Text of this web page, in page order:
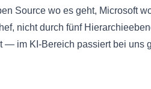
Source wo es geht, Microsoft
nicht durch fünf
im KI-Bereich passiert bei uns